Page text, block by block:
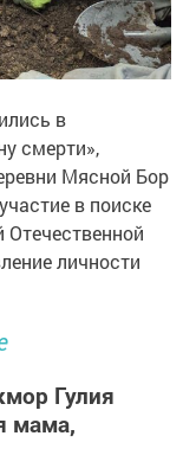
в
смерти»,
Мясной Бор
в поиске
Отечественной
личности
Гулия
мама,